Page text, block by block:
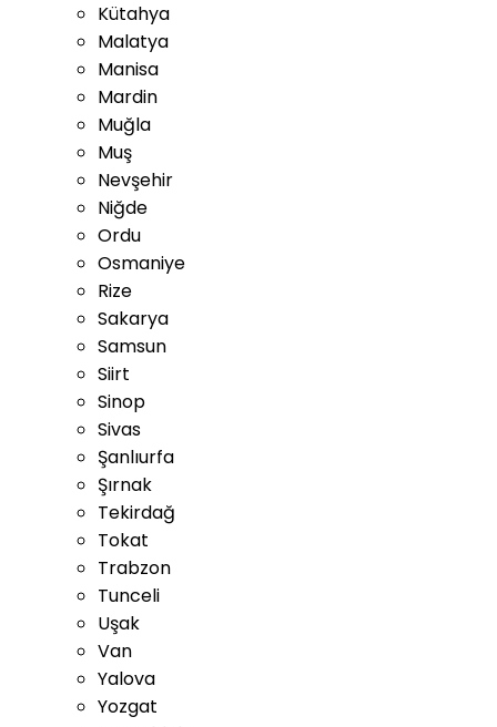
Kütahya
Malatya
Manisa
Mardin
Muğla
Muş
Nevşehir
Niğde
Ordu
Osmaniye
Rize
Sakarya
Samsun
Siirt
Sinop
Sivas
Şanlıurfa
Şırnak
Tekirdağ
Tokat
Trabzon
Tunceli
Uşak
Van
Yalova
Yozgat